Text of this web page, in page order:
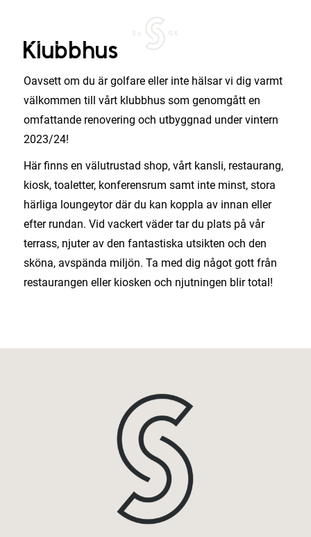
Klubbhus
Oavsett om du är golfare eller inte hälsar vi dig varmt
välkommen till vårt klubbhus som genomgått en
omfattande renovering och utbyggnad under vintern
2023/24!
Här finns en välutrustad shop, vårt kansli, restaurang,
kiosk, toaletter, konferensrum samt inte minst, stora
härliga loungeytor där du kan koppla av innan eller
efter rundan. Vid vackert väder tar du plats på vår
terrass, njuter av den fantastiska utsikten och den
sköna, avspända miljön. Ta med dig något gott från
restaurangen eller kiosken och njutningen blir total!